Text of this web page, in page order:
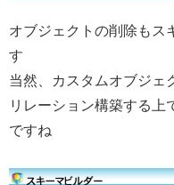
オブジェクトの削除もス
す
当然、カスタムオブジェ
リレーション構築する上
ですね